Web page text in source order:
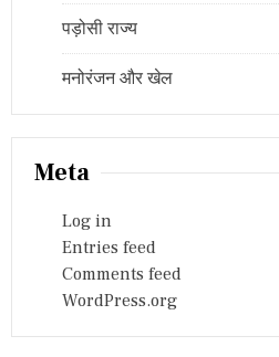
पड़ोसी राज्य
मनोरंजन और खेल
Meta
Log in
Entries feed
Comments feed
WordPress.org